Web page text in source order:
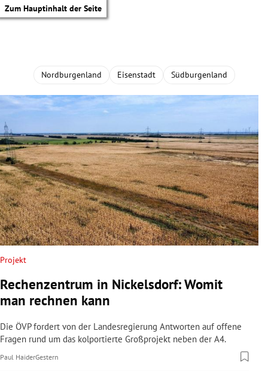
Zum Hauptinhalt der Seite
Untermenü
Untermenü
Untermenü
Nordburgenland Eisenstadt Südburgenland
Projekt
Rechenzentrum in Nickelsdorf: Womit
man rechnen kann
Die ÖVP fordert von der Landesregierung Antworten auf offene
Fragen rund um das kolportierte Großprojekt neben der A4.
Paul HaiderGestern